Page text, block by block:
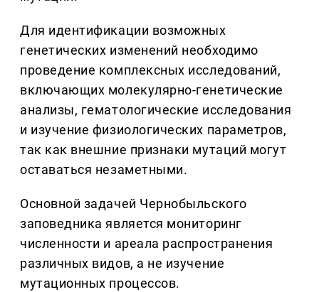
Для идентификации возможных
генетических изменений необходимо
проведение комплексных исследований,
включающих молекулярно-генетические
анализы, гематологические исследования
и изучение физиологических параметров,
так как внешние признаки мутаций могут
оставаться незаметными.
Основной задачей Чернобыльского
заповедника является мониторинг
численности и ареала распространения
различных видов, а не изучение
мутационных процессов.